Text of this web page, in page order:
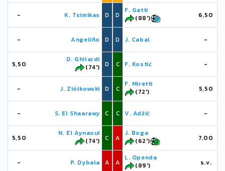
- K. Tsimikas D
- Angeliño D
5,50
D. Ghilardi
(74')
D
- J. Ziółkowski D
- S. El Shaarawy C
5,50
N. El Aynaoui
(74')
C
- P. Dybala A
D
F. Gatti
(88')
6,50
D J. Cabal -
C F. Kostić -
C
F. Miretti
(72')
5,50
C V. Adžić -
A
J. Boga
(62')
7,00
A
L. Openda
(89')
s.v.